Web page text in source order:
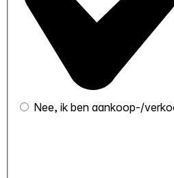
Nee, ik ben aankoop-/